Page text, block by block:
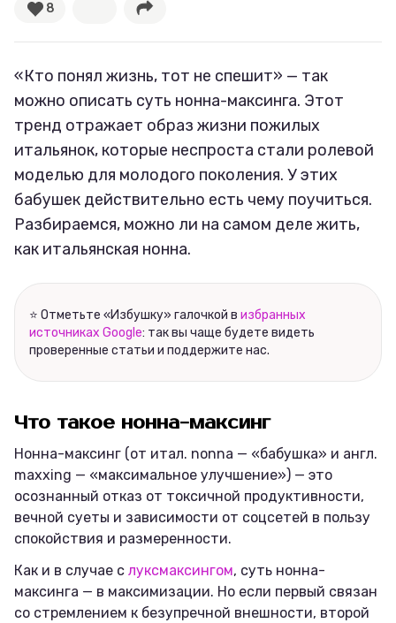
Соцсети
8
«Кто понял жизнь, тот не спешит» — так
можно описать суть нонна-максинга. Этот
тренд отражает образ жизни пожилых
итальянок, которые неспроста стали ролевой
моделью для молодого поколения. У этих
бабушек действительно есть чему поучиться.
Разбираемся, можно ли на самом деле жить,
как итальянская нонна.
⭐ Отметьте «Избушку» галочкой в избранных
источниках Google: так вы чаще будете видеть
проверенные статьи и поддержите нас.
Что такое нонна-максинг
Нонна-максинг (от итал. nonna — «бабушка» и англ.
maxxing — «максимальное улучшение») — это
осознанный отказ от токсичной продуктивности,
вечной суеты и зависимости от соцсетей в пользу
спокойствия и размеренности.
Как и в случае с луксмаксингом, суть нонна-
максинга — в максимизации. Но если первый связан
со стремлением к безупречной внешности, второй